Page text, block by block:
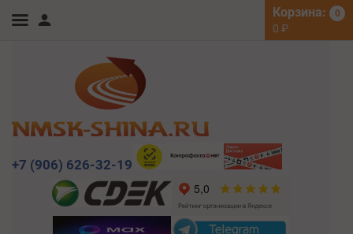
Корзина: 0
0 ₽
+7 (906) 626-32-19